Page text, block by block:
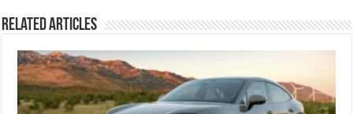
Related Articles